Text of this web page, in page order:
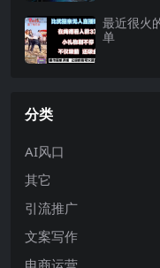
最近很火
单
分类
AI风口
其它
引流推广
文案写作
电商运营